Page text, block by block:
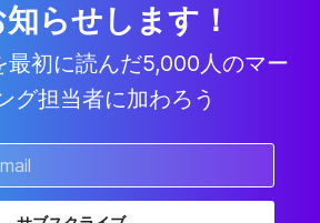
らせします！
最初に読んだ5,000人のマー
グ担当者に加わろう